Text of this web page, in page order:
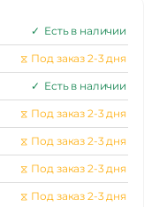
✓ Есть в наличии
⧖ Под заказ 2-3 дня
✓ Есть в наличии
⧖ Под заказ 2-3 дня
⧖ Под заказ 2-3 дня
⧖ Под заказ 2-3 дня
⧖ Под заказ 2-3 дня